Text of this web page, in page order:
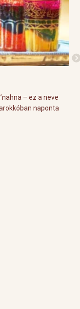
meleg őszi
a hétvégi grill